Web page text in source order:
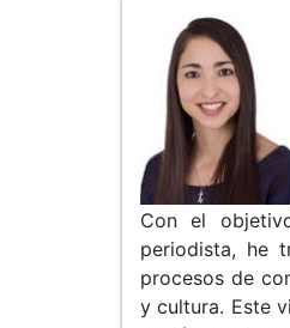
Con el
periodista, he
procesos de
y cultura. Este